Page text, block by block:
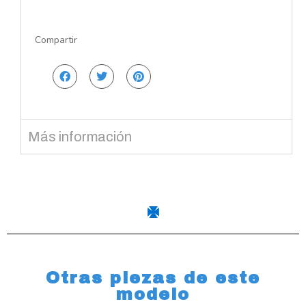
Compartir
Más información
Otras piezas de este
modelo